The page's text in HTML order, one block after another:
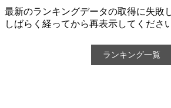
最新のランキングデータの取得に失敗
しばらく経ってから再表示してください
ランキング一覧